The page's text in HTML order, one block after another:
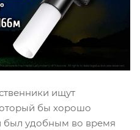
ищут
бы хорошо
был удобным во время